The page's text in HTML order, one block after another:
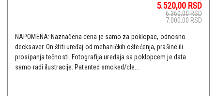
5.520,00 RSD
6.360,00RSD
7.000,00RSD
NAPOMENA: Naznačena cena je samo za poklopac, odnosno
decksaver. On štiti uređaj od mehaničkih oštećenja, prašine ili
prosipanja tečnosti. Fotografija uređaja sa poklopcem je data
samo radi ilustracije. Patented smoked/cle...